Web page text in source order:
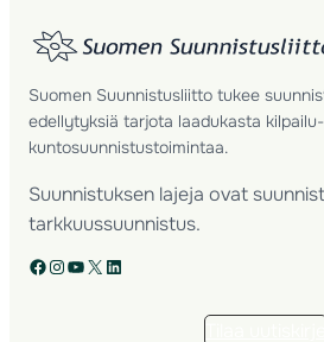
Suomen Suunnistusliitto tukee
edellytyksiä tarjota laadukasta
kuntosuunnistustoimintaa.
Suunnistuksen lajeja ovat
tarkkuussuunnistus.
Facebook Instagram YouTube X LinkedIn